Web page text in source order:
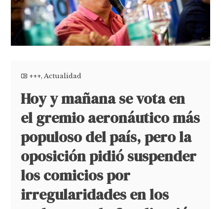
+++,Actualidad
Hoy y mañana se vota en
el gremio aeronáutico más
populoso del país, pero la
oposición pidió suspender
los comicios por
irregularidades en los